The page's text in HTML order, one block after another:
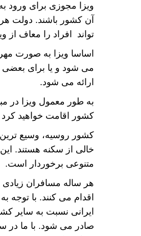
ویزا مجوزی برای ورود
آن کشور باشند. دولت
تواند افراد را معاف از
اساسا ویزا به صورت
می شود و یا برای بعضی
ارائه می شود.
به طور معمول ویزا
کشور اقامت خواهید
کشور روسیه، وسیع
خالی از سکنه هستند.
متنوعی برخوردار است.
هر ساله مسافران
اقدام می کنند. با توجه
ایرانی نسبت به سایر
صادر می شود. با ما در